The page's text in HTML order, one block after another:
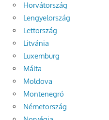
Horvátország
Lengyelország
Lettország
Litvánia
Luxemburg
Málta
Moldova
Montenegró
Németország